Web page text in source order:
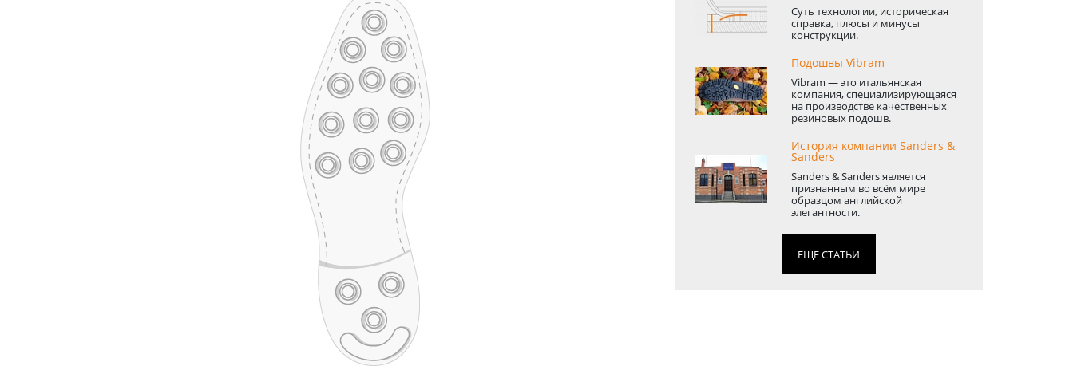
Суть технологии, историческая
справка, плюсы и минусы
конструкции.
Подошвы Vibram
Vibram — это итальянская
компания, специализирующаяся
на производстве качественных
резиновых подошв.
История компании Sanders &
Sanders
Sanders & Sanders является
признанным во всём мире
образцом английской
элегантности.
ЕЩЁ СТАТЬИ